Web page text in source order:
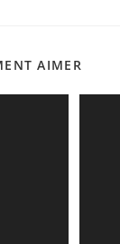
AIMER